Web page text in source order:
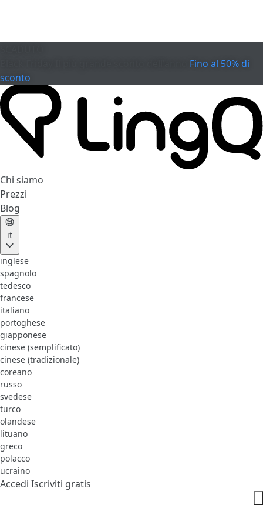
Fino al 50% di
sconto
Chi siamo
Prezzi
Blog
it
inglese
spagnolo
tedesco
francese
italiano
portoghese
giapponese
cinese (semplificato)
cinese (tradizionale)
coreano
russo
svedese
turco
olandese
lituano
greco
polacco
ucraino
Accedi Iscriviti gratis